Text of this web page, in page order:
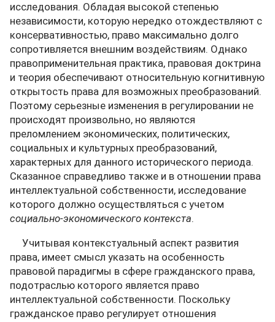
исследования. Обладая высокой степенью
независимости, которую нередко отождествляют с
консервативностью, право максимально долго
сопротивляется внешним воздействиям. Однако
правоприменительная практика, правовая доктрина
и теория обеспечивают относительную когнитивную
открытость права для возможных преобразований.
Поэтому серьезные изменения в регулировании не
происходят произвольно, но являются
преломлением экономических, политических,
социальных и культурных преобразований,
характерных для данного исторического периода.
Сказанное справедливо также и в отношении права
интеллектуальной собственности, исследование
которого должно осуществляться с учетом
социально-экономического контекста.
Учитывая контекстуальный аспект развития
права, имеет смысл указать на особенность
правовой парадигмы в сфере гражданского права,
подотраслью которого является право
интеллектуальной собственности. Поскольку
гражданское право регулирует отношения